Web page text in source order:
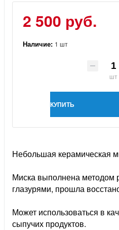
2 500 руб.
Наличие: 1 шт
шт
КУПИТЬ
Небольшая керамическая
Миска выполнена методом
глазурями, прошла
Может использоваться в
сыпучих продуктов.